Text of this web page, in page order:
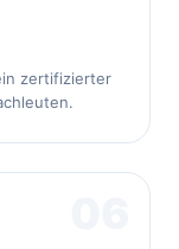
zertifizierter